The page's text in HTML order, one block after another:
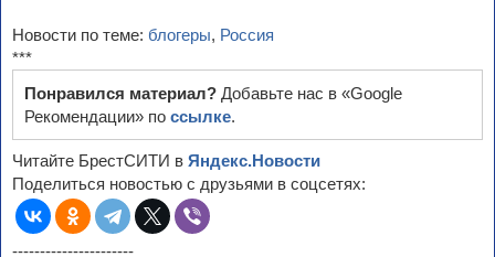
Новости по теме: блогеры, Россия
***
Понравился материал? Добавьте нас в «Google
Рекомендации» по ссылке.
Читайте БрестСИТИ в Яндекс.Новости
Поделиться новостью с друзьями в соцсетях:
----------------------